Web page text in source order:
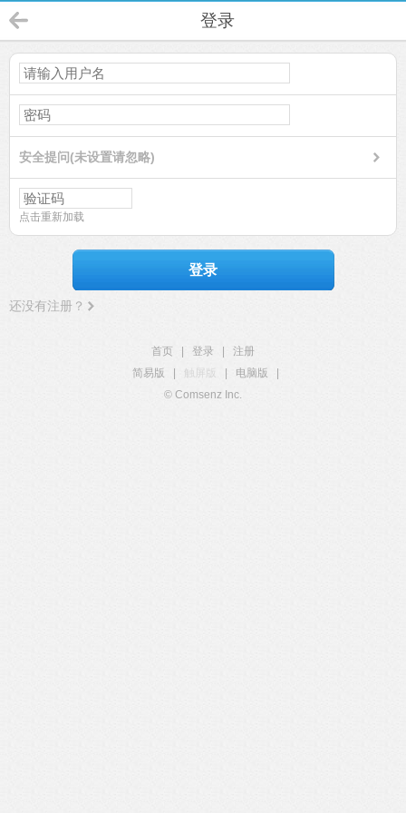
登录
安全提问(未设置请忽略)
点击重新加载
登录
还没有注册？
首页 登录
注册
简易版
触屏版 电脑版
© Comsenz Inc.